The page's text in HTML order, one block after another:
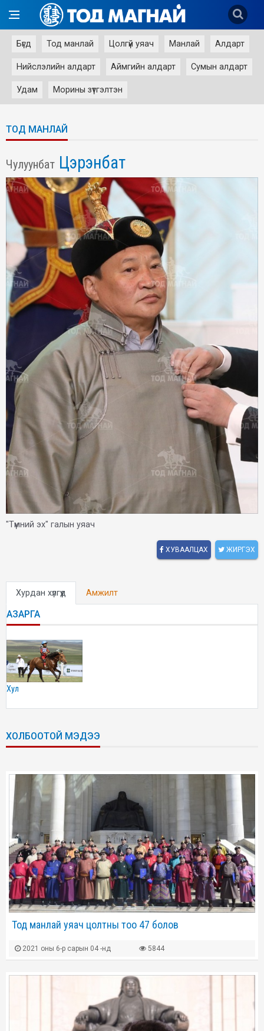
Бүгд Тод манлай Цолгүй уяач Манлай Алдарт
Нийслэлийн алдарт Аймгийн алдарт Сумын алдарт
Удам Морины зүтгэлтэн
ТОД МАНЛАЙ
Чулуунбат Цэрэнбат
"Түмний эх" галын уяач
ХУВААЛЦАХ ЖИРГЭХ
Хурдан хүлгүүд Амжилт
АЗАРГА
хул
ХОЛБООТОЙ МЭДЭЭ
Тод манлай уяач цолтны тоо 47 болов
2021 оны 6-р сарын 04 -нд 5844